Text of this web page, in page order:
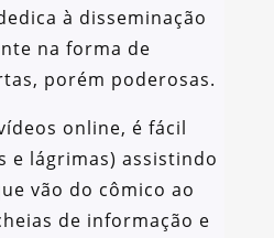
à disseminação
na forma de
porém poderosas.
online, é fácil
e lágrimas) assistindo
vão do cômico ao
de informação e